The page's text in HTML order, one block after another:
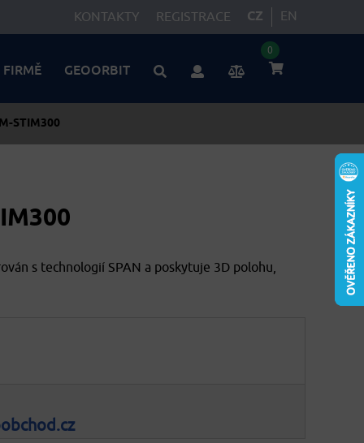
KONTAKTY REGISTRACE CZ EN
GEOORBIT
0
STIM300
s technologií SPAN a poskytuje 3D polohu,